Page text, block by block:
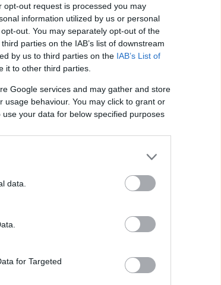
out request is processed you may
information utilized by us or personal
out. You may separately opt-out of the
parties on the IAB’s list of downstream
by us to third parties on the IAB’s List of
it to other third parties.
Google services and may gather and store
behaviour. You may click to grant or
your data for below specified purposes
data.
for Targeted
precisione le
camicia